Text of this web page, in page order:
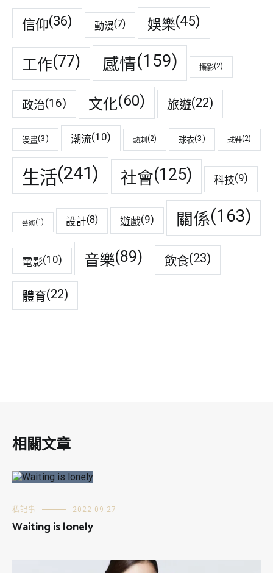
信仰(36) 動漫(7) 娛樂(45)
工作(77) 感情(159) 攝影(2)
政治(16) 文化(60) 旅遊(22)
漫畫(3) 潮流(10) 熱刺 (2) 球衣(3) 球鞋(2)
生活(241) 社會(125) 科技(9)
藝術(1) 設計(8) 遊戲(9) 關係(163)
電影(10) 音樂(89) 飲食(23)
體育(22)
相關文章
私記事 2022-09-27
Waiting is lonely